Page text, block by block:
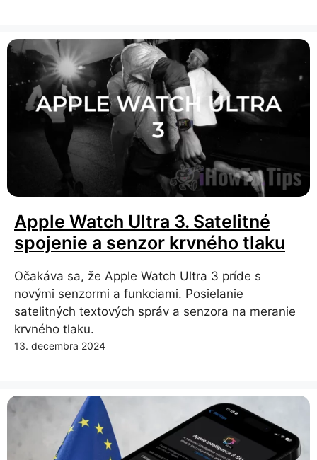
Apple Watch Ultra 3. Satelitné
spojenie a senzor krvného tlaku
Očakáva sa, že Apple Watch Ultra 3 príde s
novými senzormi a funkciami. Posielanie
satelitných textových správ a senzora na meranie
krvného tlaku.
13. decembra 2024